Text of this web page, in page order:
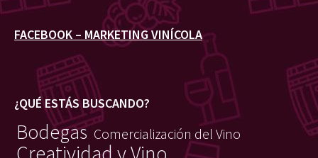
FACEBOOK – MARKETING VINÍCOLA
¿QUÉ ESTÁS BUSCANDO?
Bodegas Comercialización del Vino